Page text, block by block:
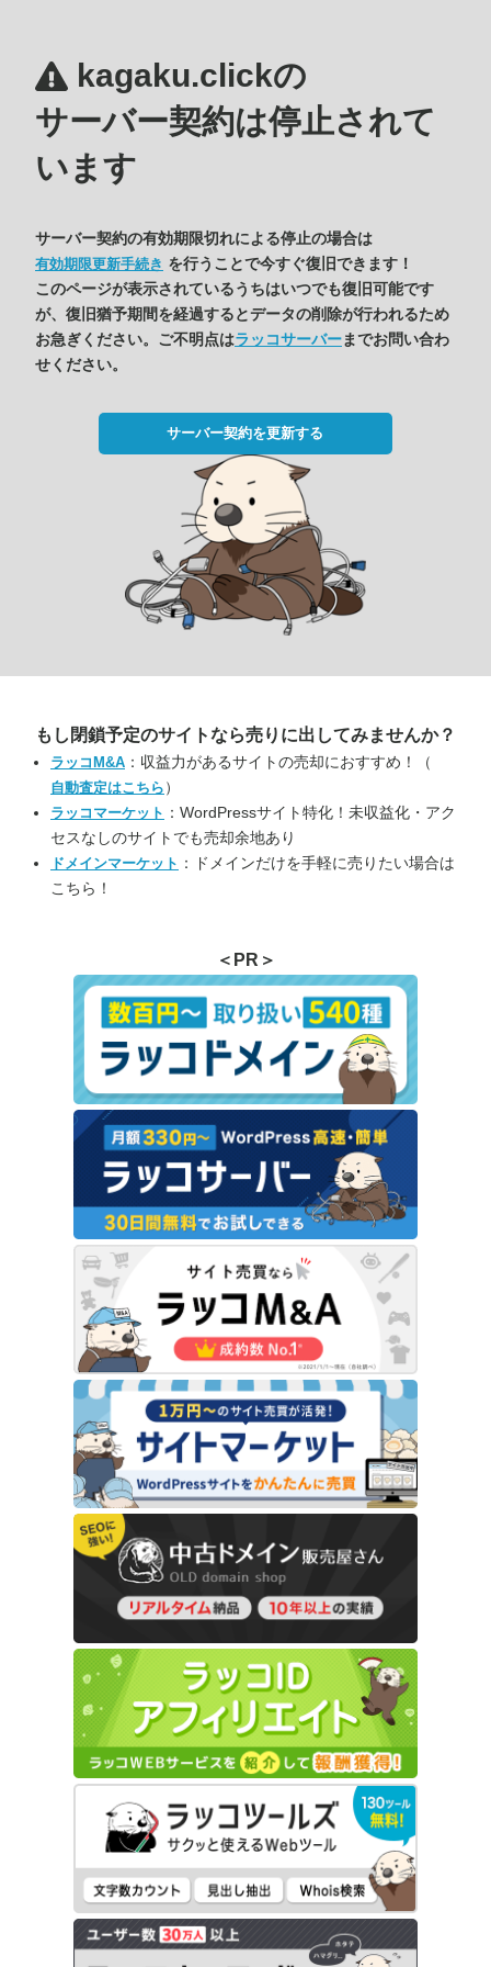
kagaku.clickの
サーバー契約は停止されて
います
サーバー契約の有効期限切れによる停止の場合は
有効期限更新手続き を行うことで今すぐ復旧できます！
このページが表示されているうちはいつでも復旧可能です
が、復旧猶予期間を経過するとデータの削除が行われるため
お急ぎください。ご不明点はラッコサーバーまでお問い合わ
せください。
サーバー契約を更新する
もし閉鎖予定のサイトなら売りに出してみませんか？
ラッコM&A ：収益力があるサイトの売却におすすめ！（
自動査定はこちら ）
ラッコマーケット ：WordPressサイト特化！未収益化・アク
セスなしのサイトでも売却余地あり
ドメインマーケット ：ドメインだけを手軽に売りたい場合は
こちら！
＜PR＞